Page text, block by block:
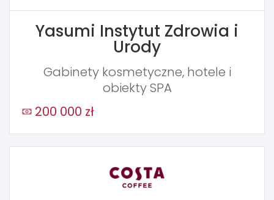
Yasumi Instytut Zdrowia i
Urody
Gabinety kosmetyczne, hotele i
obiekty SPA
200 000 zł